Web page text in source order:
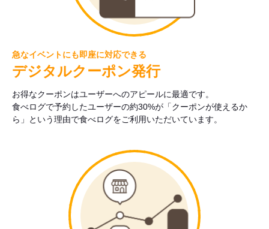
急なイベントにも即座に対応できる
デジタルクーポン発行
お得なクーポンはユーザーへのアピールに最適です。
食べログで予約したユーザーの約30%が「クーポンが使えるか
ら」という理由で食べログをご利用いただいています。